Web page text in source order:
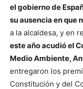
el gobierno de
su ausencia en que
a la alcaldesa, y en
este año acudió el
Medio Ambiente,
entregaron los
Constitución y del